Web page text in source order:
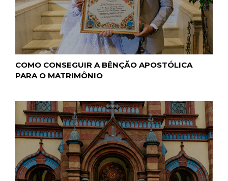
COMO CONSEGUIR A BÊNÇÃO APOSTÓLICA
PARA O MATRIMÔNIO